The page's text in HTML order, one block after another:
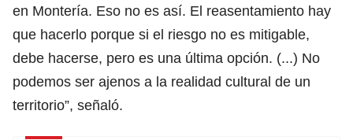
en Montería. Eso no es así. El reasentamiento hay
que hacerlo porque si el riesgo no es mitigable,
debe hacerse, pero es una última opción. (...) No
podemos ser ajenos a la realidad cultural de un
territorio”, señaló.